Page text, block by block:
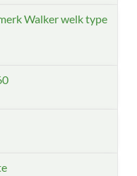
Walker welk type